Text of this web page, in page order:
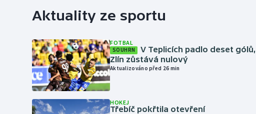
Aktuality ze sportu
FOTBAL
SOUHRN
V Teplicích padlo deset gólů,
Zlín zůstává nulový
Aktualizováno před 26 min
HOKEJ
Třebíč pokřtila otevření